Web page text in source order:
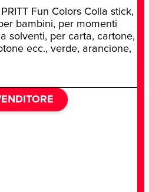
Fun Colors Colla stick,
bambini, per momenti
solventi, per carta, cartone,
ecc., verde, arancione,